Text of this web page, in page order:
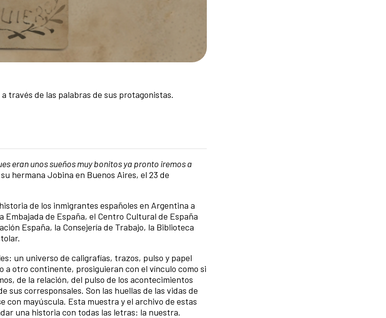
través de las palabras de sus protagonistas.
eran unos sueños muy bonitos ya pronto iremos a
hermana Jobina en Buenos Aires, el 23 de
de los inmigrantes españoles en Argentina a
de España, el Centro Cultural de España
España, la Consejería de Trabajo, la Biblioteca
un universo de caligrafías, trazos, pulso y papel
otro continente, prosiguieran con el vínculo como si
de la relación, del pulso de los acontecimientos
sus corresponsales. Son las huellas de las vidas de
con mayúscula. Esta muestra y el archivo de estas
una historia con todas las letras: la nuestra.